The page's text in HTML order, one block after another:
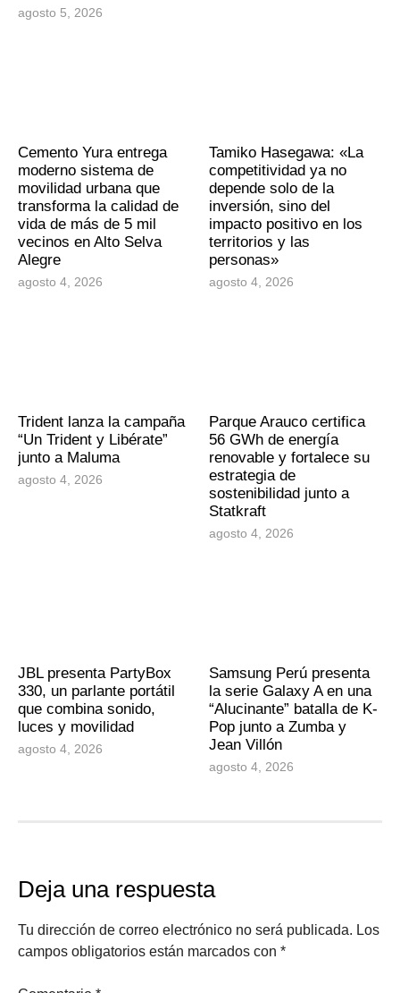
agosto 5, 2026
Cemento Yura entrega
moderno sistema de
movilidad urbana que
transforma la calidad de
vida de más de 5 mil
vecinos en Alto Selva
Alegre
agosto 4, 2026
Tamiko Hasegawa: «La
competitividad ya no
depende solo de la
inversión, sino del
impacto positivo en los
territorios y las
personas»
agosto 4, 2026
Trident lanza la campaña
“Un Trident y Libérate”
junto a Maluma
agosto 4, 2026
Parque Arauco certifica
56 GWh de energía
renovable y fortalece su
estrategia de
sostenibilidad junto a
Statkraft
agosto 4, 2026
JBL presenta PartyBox
330, un parlante portátil
que combina sonido,
luces y movilidad
agosto 4, 2026
Samsung Perú presenta
la serie Galaxy A en una
“Alucinante” batalla de K-
Pop junto a Zumba y
Jean Villón
agosto 4, 2026
Deja una respuesta
Tu dirección de correo electrónico no será publicada. Los
campos obligatorios están marcados con *